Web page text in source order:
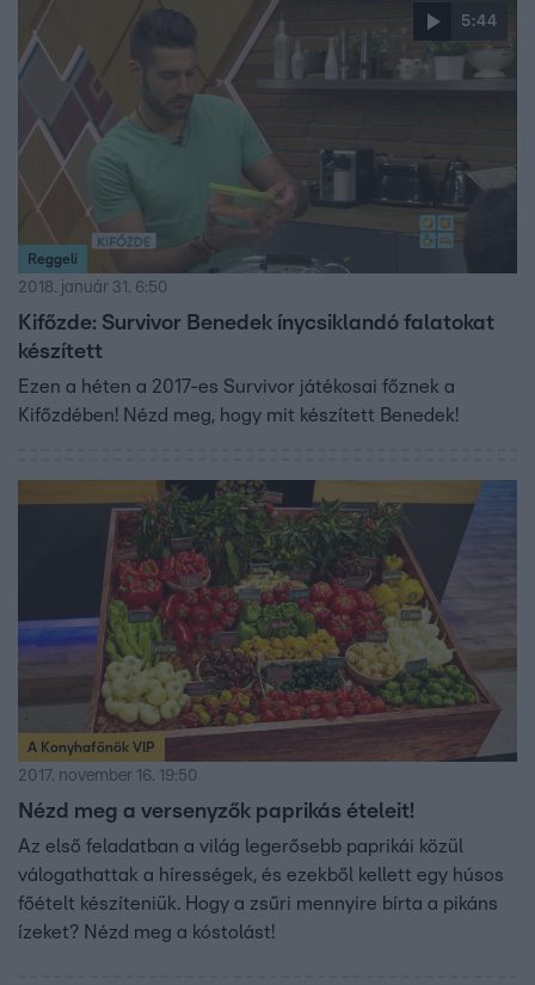
5:44
Reggeli
2018. január 31. 6:50
Kifőzde: Survivor Benedek ínycsiklandó falatokat
készített
Ezen a héten a 2017-es Survivor játékosai főznek a
Kifőzdében! Nézd meg, hogy mit készített Benedek!
A Konyhafőnök VIP
2017. november 16. 19:50
Nézd meg a versenyzők paprikás ételeit!
Az első feladatban a világ legerősebb paprikái közül
válogathattak a hírességek, és ezekből kellett egy húsos
főételt készíteniük. Hogy a zsűri mennyire bírta a pikáns
ízeket? Nézd meg a kóstolást!